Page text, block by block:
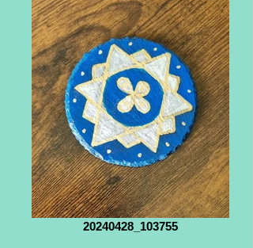
20240428_103755